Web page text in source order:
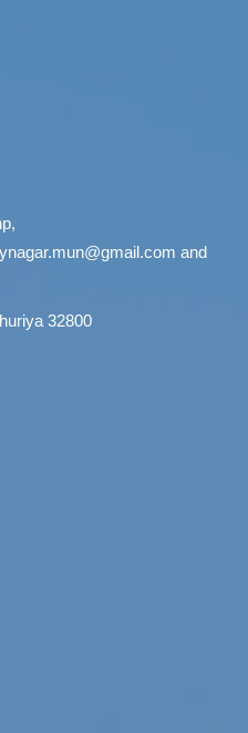
,
and
32800